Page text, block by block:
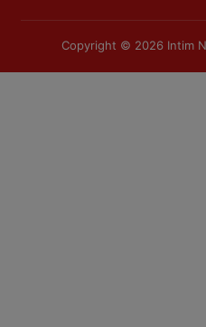
Copyright © 2026 Intim